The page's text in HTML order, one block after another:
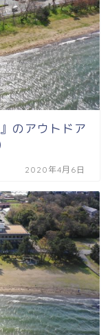
のアウトドア
2020年4月6日